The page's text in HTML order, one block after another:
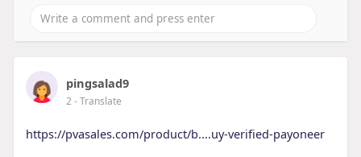
pingsalad9
2- Translate
https://pvasales.com/product/b....uy-verified-payoneer